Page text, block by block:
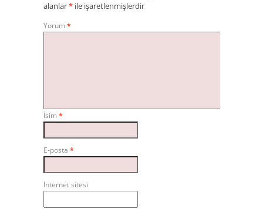
alanlar* ile işaretlenmişlerdir
Yorum *
İsim *
E-posta *
İnternet sitesi